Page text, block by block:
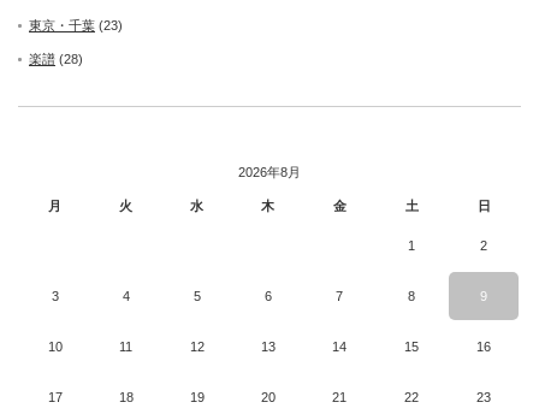
東京・千葉 (23)
楽譜 (28)
2026年8月
月 火 水 木 金 土 日
1 2
3 4 5 6 7 8 9
10 11 12 13 14 15 16
17 18 19 20 21 22 23